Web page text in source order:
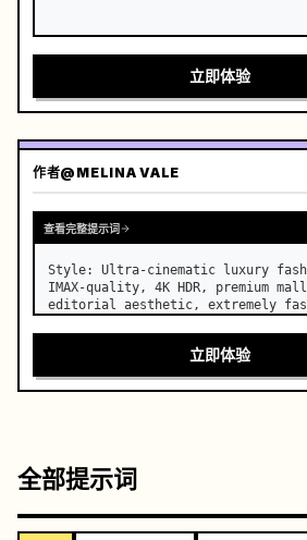
立即体验
作者@MELINA VALE
查看完整提示词
Style: Ultra-cinematic luxury
IMAX-quality, 4K HDR, premium
editorial aesthetic, extremely
transitions, no di…立即体验
全部提示词